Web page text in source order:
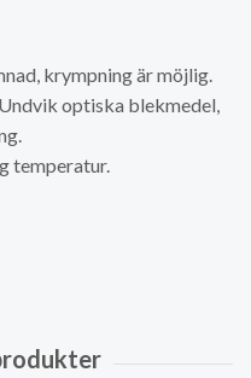
krympning är möjlig.
optiska blekmedel,
temperatur.